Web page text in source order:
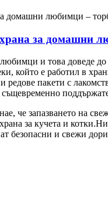
за домашни
и това доведе
който е работил в
пакети с
същевременно
че запазването на
за кучета и
безопасни и свежи дори